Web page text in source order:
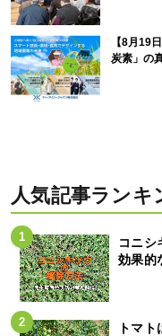
【8月19
炭素」の
人気記事ランキ
コニ
効果的
トマ